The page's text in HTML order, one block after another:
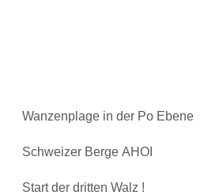
Wanzenplage in der Po Ebene
Schweizer Berge AHOI
Start der dritten Walz !